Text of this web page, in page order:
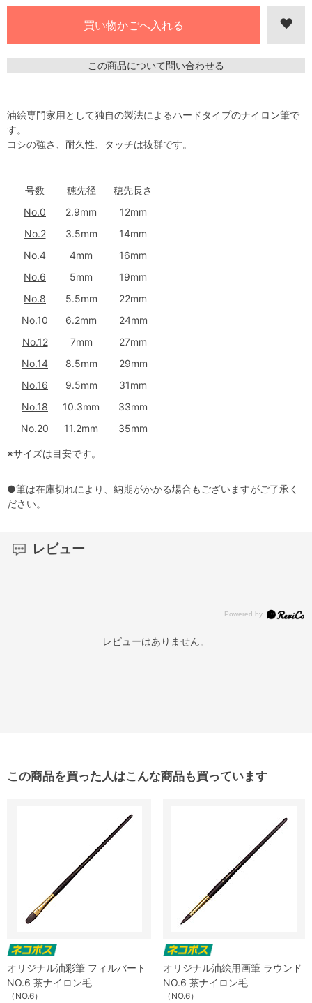
この商品について問い合わせる
油絵専門家用として独自の製法によるハードタイプのナイロン筆で
す。
コシの強さ、耐久性、タッチは抜群です。
号数 穂先径
穂先長さ
No.0
2.9mm
12mm
No.2
3.5mm
14mm
No.4
4mm
16mm
No.6
5mm
19mm
No.8
5.5mm
22mm
No.10
6.2mm
24mm
No.12
7mm
27mm
No.14
8.5mm
29mm
No.16
9.5mm
31mm
No.18
10.3mm
33mm
No.20
11.2mm 35mm
※サイズは目安です。
●筆は在庫切れにより、納期がかかる場合もございますがご了承く
ださい。
レビュー
レビューはありません。
この商品を買った人はこんな商品も買っています
オリジナル油彩筆 フィルバート
NO.6 茶ナイロン毛
（NO.6）
オリジナル油絵用画筆 ラウンド
NO.6 茶ナイロン毛
（NO.6）